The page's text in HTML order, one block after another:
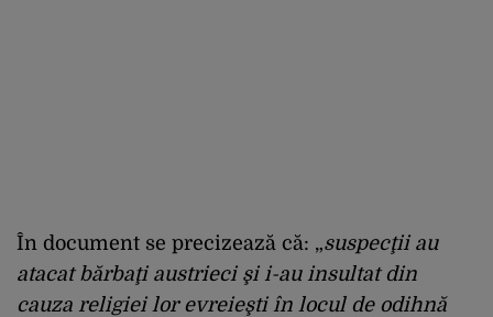
În document se precizează că: „suspecţii au
atacat bărbaţi austrieci şi i-au insultat din
cauza religiei lor evreieşti în locul de odihnă